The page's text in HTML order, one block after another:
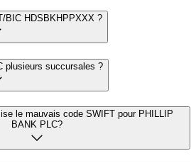
BIC HDSBKHPPXXX ?
plusieurs succursales ?
le mauvais code SWIFT pour PHILLIP
BANK PLC?